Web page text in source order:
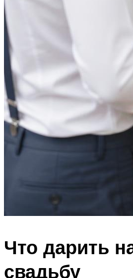
Что дарить
свадьбу